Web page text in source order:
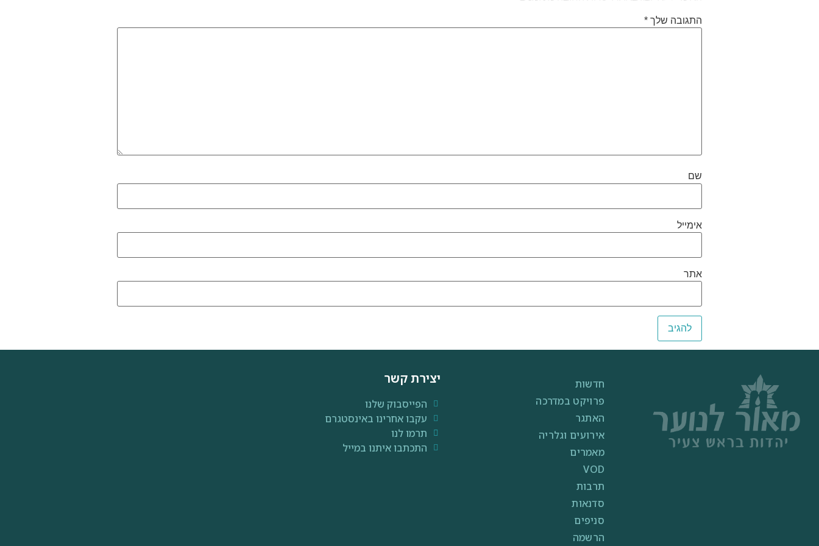
התגובה שלך *
שם
אימייל
אתר
חדשות
פרויקט במדרכה
האתגר
אירועים וגלריה
מאמרים
VOD
תרבות
סדנאות
סניפים
הרשמה
יצירת קשר
הפייסבוק שלנו
עקבו אחרינו באינסטגרם
תרמו לנו
התכתבו איתנו במייל